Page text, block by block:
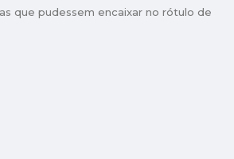
que pudessem encaixar no rótulo de